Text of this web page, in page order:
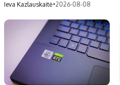
Ieva Kazlauskaitė•2026-08-08